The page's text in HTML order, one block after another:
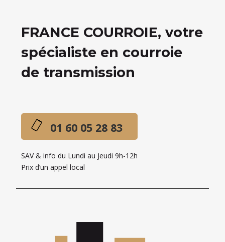
FRANCE COURROIE, votre
spécialiste en courroie
de transmission
01 60 05 28 83
SAV & info du Lundi au Jeudi 9h-12h
Prix d’un appel local